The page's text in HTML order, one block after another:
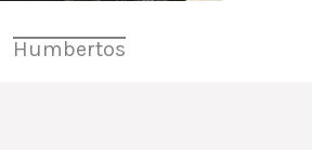
Humbertos